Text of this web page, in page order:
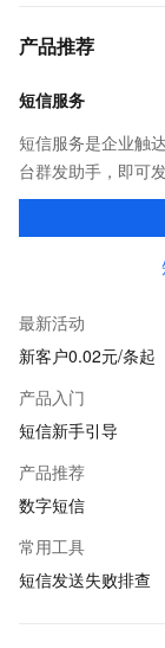
产品推荐
短信服务
短信服务是企业触
台群发助手，即可
验证短信秒级触达
200+国家和地区，
最新活动
新客户0.02元/条起
产品入门
短信新手引导
产品推荐
数字短信
常用工具
短信发送失败排查